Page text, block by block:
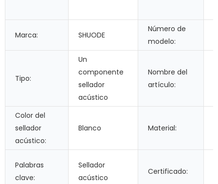
Marca: SHUODE
Número de
modelo:
Tipo:
Un
componente
sellador
acústico
Nombre del
artículo:
Color del
sellador
acústico:
Blanco Material:
Palabras
clave:
Sellador
acústico
Certificado: